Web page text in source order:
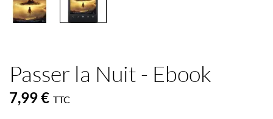
Passer la Nuit - Ebook
7,99 € TTC